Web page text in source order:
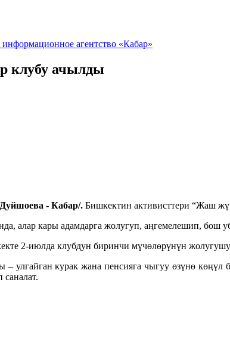
клубу ачылды
- Кабар/. Бишкектин активисттери “Жаш
алар кары адамдарга жолугуп, аңгемелешип, бош
2-июлда клубдун биринчи мүчөлөрүнүн
– улгайган курак жана пенсияга чыгуу өзүнө